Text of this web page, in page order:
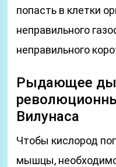
попасть в клетки
неправильного
неправильного
Рыдающее
Вилунаса
Чтобы кислород
мышцы,